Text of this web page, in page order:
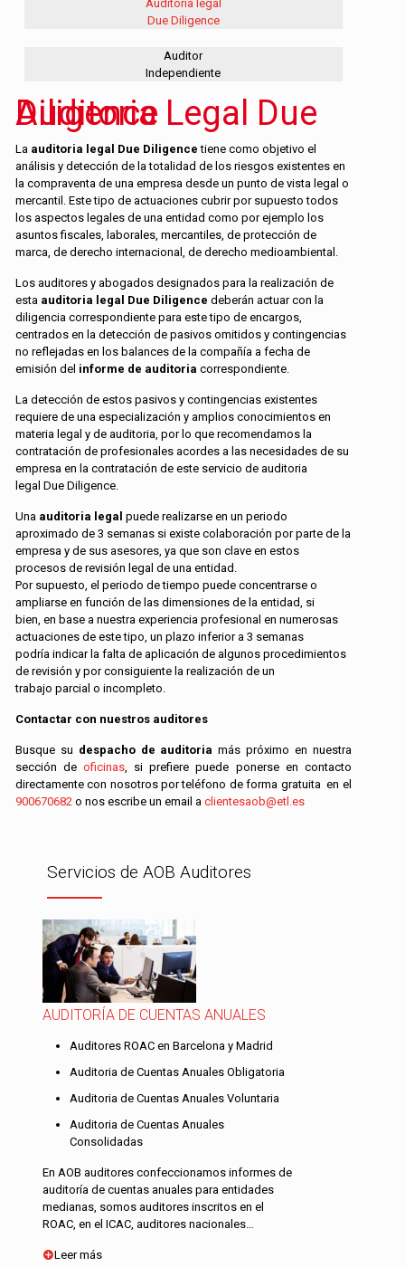
Auditoria legal
Due Diligence
Auditor
Independiente
Auditoria Legal Due Diligence
La auditoria legal Due Diligence tiene como objetivo el
análisis y detección de la totalidad de los riesgos existentes en
la compraventa de una empresa desde un punto de vista legal o
mercantil. Este tipo de actuaciones cubrir por supuesto todos
los aspectos legales de una entidad como por ejemplo los
asuntos fiscales, laborales, mercantiles, de protección de
marca, de derecho internacional, de derecho medioambiental.
Los auditores y abogados designados para la realización de
esta auditoria legal Due Diligence deberán actuar con la
diligencia correspondiente para este tipo de encargos,
centrados en la detección de pasivos omitidos y contingencias
no reflejadas en los balances de la compañía a fecha de
emisión del informe de auditoria correspondiente.
La detección de estos pasivos y contingencias existentes
requiere de una especialización y amplios conocimientos en
materia legal y de auditoria, por lo que recomendamos la
contratación de profesionales acordes a las necesidades de su
empresa en la contratación de este servicio de auditoria
legal Due Diligence.
Una auditoria legal puede realizarse en un periodo
aproximado de 3 semanas si existe colaboración por parte de la
empresa y de sus asesores, ya que son clave en estos
procesos de revisión legal de una entidad.
Por supuesto, el periodo de tiempo puede concentrarse o
ampliarse en función de las dimensiones de la entidad, si
bien, en base a nuestra experiencia profesional en numerosas
actuaciones de este tipo, un plazo inferior a 3 semanas
podría indicar la falta de aplicación de algunos procedimientos
de revisión y por consiguiente la realización de un
trabajo parcial o incompleto.
Contactar con nuestros auditores
Busque su despacho de auditoria más próximo en nuestra
sección deoficinas, si prefiere puede ponerse en contacto
directamente con nosotros por teléfono de forma gratuita en el
900670682 o nos escribe un email a clientesaob@etl.es
Servicios de AOB Auditores
AUDITORÍA DE CUENTAS ANUALES
Auditores ROAC en Barcelona y Madrid
Auditoria de Cuentas Anuales Obligatoria
Auditoria de Cuentas Anuales Voluntaria
Auditoria de Cuentas Anuales
Consolidadas
En AOB auditores confeccionamos informes de
auditoría de cuentas anuales para entidades
medianas, somos auditores inscritos en el
ROAC, en el ICAC, auditores nacionales…
Leer más